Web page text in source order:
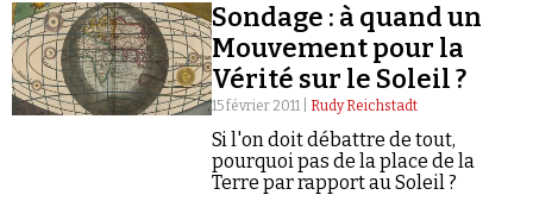
Se connecter
Sondage : à quand un
Mouvement pour la
Vérité sur le Soleil ?
15 février 2011 | Rudy Reichstadt
Si l'on doit débattre de tout,
pourquoi pas de la place de la
Terre par rapport au Soleil ?